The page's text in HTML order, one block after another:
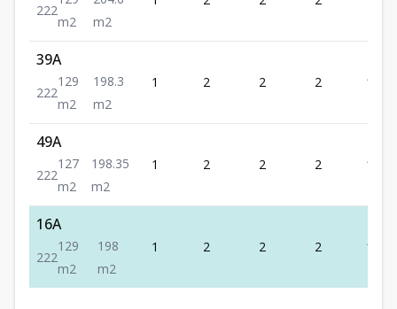
222
m2
m2
39A
222
129
m2
198.3
m2
1 2 2 2 129
49A
222
127
m2
198.35
m2
1 2 2 2 127
16A
222
129
m2
198
m2
1 2 2 2 129